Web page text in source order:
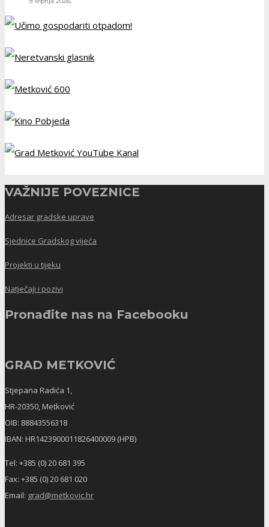
VAŽNIJE POVEZNICE
Adresar gradske uprave
Sjednice Gradskog vijeća
Projekti u tijeku
Natječaji i pozivi
Pronađite nas na Facebooku
GRAD METKOVIĆ
Stjepana Radića 1,
HR-20350, Metković
OIB: 88843556318
IBAN: HR1423900011826400009 (HPB)
Tel: +385 (0) 20 681 395
Fax: +385 (0) 20 681 020
Email: grad@metkovic.hr